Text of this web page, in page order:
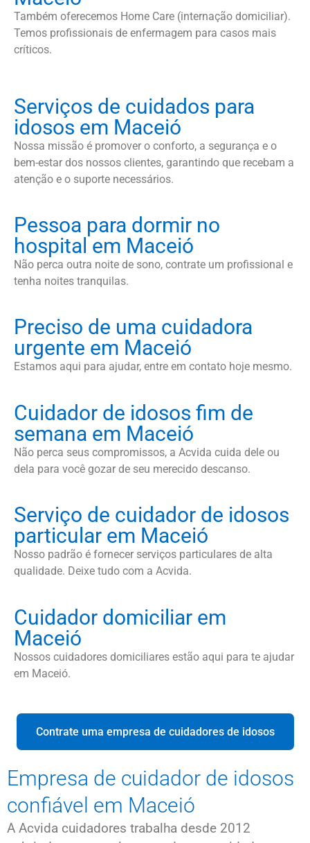
Também oferecemos Home Care (internação domiciliar).
Temos profissionais de enfermagem para casos mais
críticos.
Serviços de cuidados para
idosos em Maceió
Nossa missão é promover o conforto, a segurança e o
bem-estar dos nossos clientes, garantindo que recebam a
atenção e o suporte necessários.
Pessoa para dormir no
hospital em Maceió
Não perca outra noite de sono, contrate um profissional e
tenha noites tranquilas.
Preciso de uma cuidadora
urgente em Maceió
Estamos aqui para ajudar, entre em contato hoje mesmo.
Cuidador de idosos fim de
semana em Maceió
Não perca seus compromissos, a Acvida cuida dele ou
dela para você gozar de seu merecido descanso.
Serviço de cuidador de idosos
particular em Maceió
Nosso padrão é fornecer serviços particulares de alta
qualidade. Deixe tudo com a Acvida.
Cuidador domiciliar em
Maceió
Nossos cuidadores domiciliares estão aqui para te ajudar
em Maceió.
Contrate uma empresa de cuidadores de idosos
Empresa de cuidador de idosos
confiável em Maceió
A Acvida cuidadores trabalha desde 2012